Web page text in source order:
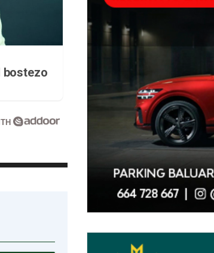
bostezo